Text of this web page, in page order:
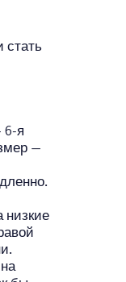
стать
6-я
—
низкие